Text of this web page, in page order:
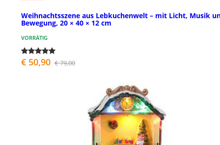
Weihnachtsszene aus Lebkuchenwelt – mit Licht, Musik
Bewegung, 20 × 40 × 12 cm
VORRÄTIG
€ 50,90 € 79,00